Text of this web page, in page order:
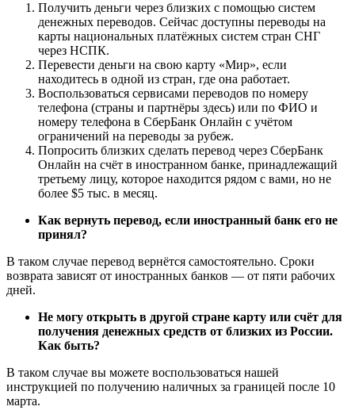
Получить деньги через близких с помощью систем
денежных переводов. Сейчас доступны переводы на
карты национальных платёжных систем стран СНГ
через НСПК.
Перевести деньги на свою карту «Мир», если
находитесь в одной из стран, где она работает.
Воспользоваться сервисами переводов по номеру
телефона (страны и партнёры здесь) или по ФИО и
номеру телефона в СберБанк Онлайн с учётом
ограничений на переводы за рубеж.
Попросить близких сделать перевод через СберБанк
Онлайн на счёт в иностранном банке, принадлежащий
третьему лицу, которое находится рядом с вами, но не
более $5 тыс. в месяц.
Как вернуть перевод, если иностранный банк его не
принял?
В таком случае перевод вернётся самостоятельно. Сроки
возврата зависят от иностранных банков — от пяти рабочих
дней.
Не могу открыть в другой стране карту или счёт для
получения денежных средств от близких из России.
Как быть?
В таком случае вы можете воспользоваться нашей
инструкцией по получению наличных за границей после 10
марта.